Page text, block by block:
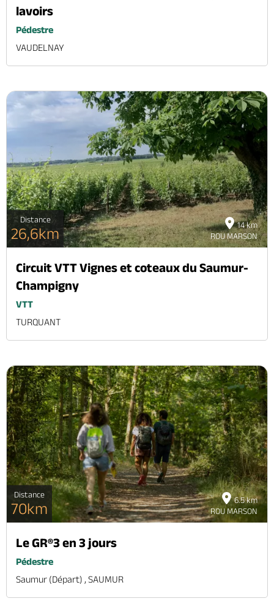
lavoirs
Pédestre
VAUDELNAY
14 km
ROU MARSON
Distance
26,6km
Circuit VTT Vignes et coteaux du Saumur-
Champigny
VTT
TURQUANT
6.5 km
ROU MARSON
Distance
70km
Le GR®3 en 3 jours
Pédestre
Saumur (départ) , SAUMUR